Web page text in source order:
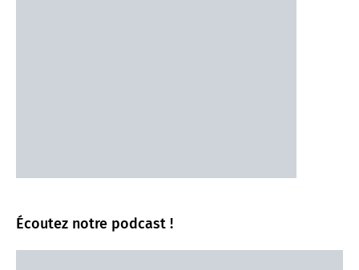
Écoutez notre podcast !